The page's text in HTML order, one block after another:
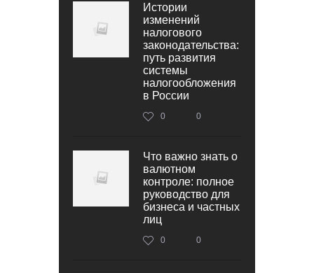
Истории
изменений
налогового
законодательства:
путь развития
системы
налогообложения
в России
0 0
Что важно знать о
валютном
контроле: полное
руководство для
бизнеса и частных
лиц
0 0